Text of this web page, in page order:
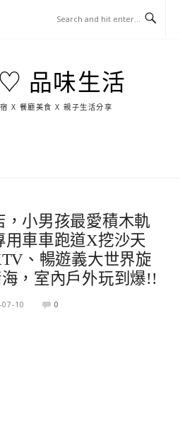
品味生活
X 餐廳美食 X 親子生活分享
，小男孩最愛積木軌
用車車跑道X挖沙天
、暢遊義大世界旋
，室內戶外玩到爆!!
10 0